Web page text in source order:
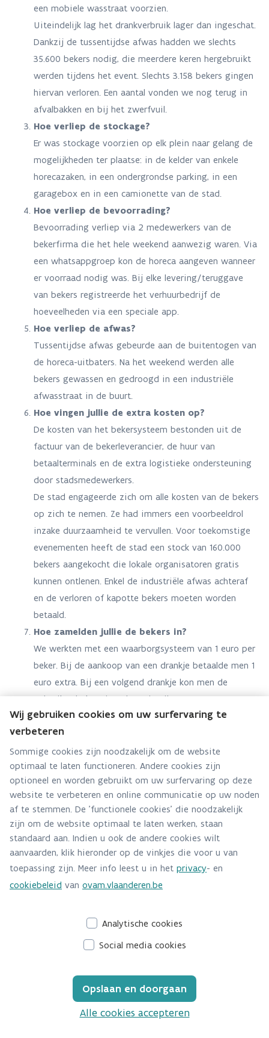
een mobiele wasstraat voorzien.
Uiteindelijk lag het drankverbruik lager dan ingeschat.
Dankzij de tussentijdse afwas hadden we slechts
35.600 bekers nodig, die meerdere keren hergebruikt
werden tijdens het event. Slechts 3.158 bekers gingen
hiervan verloren. Een aantal vonden we nog terug in
afvalbakken en bij het zwerfvuil.
Hoe verliep de stockage?
Er was stockage voorzien op elk plein naar gelang de
mogelijkheden ter plaatse: in de kelder van enkele
horecazaken, in een ondergrondse parking, in een
garagebox en in een camionette van de stad.
Hoe verliep de bevoorrading?
Bevoorrading verliep via 2 medewerkers van de
bekerfirma die het hele weekend aanwezig waren. Via
een whatsappgroep kon de horeca aangeven wanneer
er voorraad nodig was. Bij elke levering/teruggave
van bekers registreerde het verhuurbedrijf de
hoeveelheden via een speciale app.
Hoe verliep de afwas?
Tussentijdse afwas gebeurde aan de buitentogen van
de horeca-uitbaters. Na het weekend werden alle
bekers gewassen en gedroogd in een industriële
afwasstraat in de buurt.
Hoe vingen jullie de extra kosten op?
De kosten van het bekersysteem bestonden uit de
factuur van de bekerleverancier, de huur van
betaalterminals en de extra logistieke ondersteuning
door stadsmedewerkers.
De stad engageerde zich om alle kosten van de bekers
op zich te nemen. Ze had immers een voorbeeldrol
inzake duurzaamheid te vervullen. Voor toekomstige
evenementen heeft de stad een stock van 160.000
bekers aangekocht die lokale organisatoren gratis
kunnen ontlenen. Enkel de industriële afwas achteraf
en de verloren of kapotte bekers moeten worden
betaald.
Hoe zamelden jullie de bekers in?
We werkten met een waarborgsysteem van 1 euro per
beker. Bij de aankoop van een drankje betaalde men 1
euro extra. Bij een volgend drankje kon men de
gebruikte beker simpelweg inruilen tegen een propere.
Terugbetaling van de waarborg kon op elk plein in
een speciaal terugbrengpunt dat bemand werd door
medewerkers van de stad. Uit
veiligheidsoverwegingen kozen we voor een cashless
teruggave. We huurden hiervoor betaalterminals die
de waarborg contactloos terug stortten op een
bankkaart. Sommigen horeca-uitbaters gaven ook
waarborg in cash terug. Op het plein naast het station
plaatsten we extra containers voor teruggave van
bekers voor wie niet wilde aanschuiven om zijn
waarborg terug te krijgen.
Voor de vuist weg, vier voordelen: Het is veel
plastic zee op straat. Onze stadsdiensten moeten
bekers minder belastend voor het milieu.
Welke tips heb je voor andere organisatoren?
- Start op tijd.
Wij gebruiken cookies om uw surfervaring te
verbeteren
Sommige cookies zijn noodzakelijk om de website
optimaal te laten functioneren. Andere cookies zijn
optioneel en worden gebruikt om uw surfervaring op deze
website te verbeteren en online communicatie op uw noden
af te stemmen. De 'functionele cookies' die noodzakelijk
zijn om de website optimaal te laten werken, staan
standaard aan. Indien u ook de andere cookies wilt
aanvaarden, klik hieronder op de vinkjes die voor u van
toepassing zijn. Meer info leest u in het privacy- en
cookiebeleid van ovam.vlaanderen.be
Analytische cookies
Social media cookies
Opslaan en doorgaan
Alle cookies accepteren